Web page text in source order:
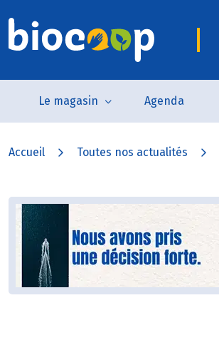
Le magasin Agenda
Accueil Toutes nos actualités